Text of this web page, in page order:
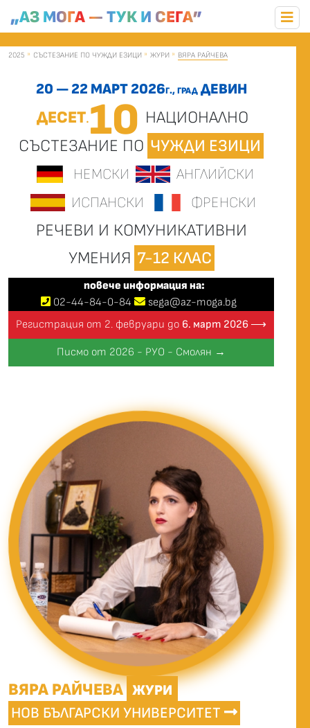
„АЗ МОГА — ТУК И СЕГА”
2025 СЪСТЕЗАНИЕ ПО ЧУЖДИ ЕЗИЦИ ЖУРИ ВЯРА РАЙЧЕВА
20 — 22 МАРТ 2026Г., ГРАДДЕВИН
ДЕСЕТ.10 НАЦИОНАЛНО
СЪСТЕЗАНИЕ ПО ЧУЖДИ ЕЗИЦИ
НЕМСКИ
АНГЛИЙСКИ
ИСПАНСКИ
ФРЕНСКИ
РЕЧЕВИ И КОМУНИКАТИВНИ
УМЕНИЯ 7-12 КЛАС
повече информация на:
02-44-84-0-84
sega@az-moga.bg
Регистрация от 2. февруари до 6. март 2026 ⟶
Писмо от 2026 - РУО - Смолян →
ВЯРА РАЙЧЕВА ЖУРИ
НОВ БЪЛГАРСКИ УНИВЕРСИТЕТ